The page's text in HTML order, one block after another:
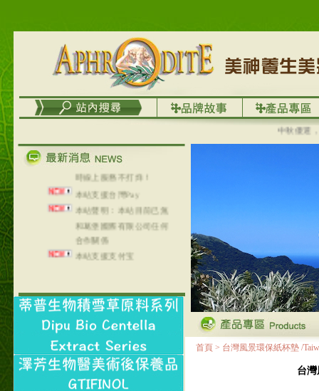
中秋優選，大
在外租屋者、居住處無管
理員、不方便在工作地點
取件者，歡迎多多使用
【郵局i郵箱】的服務喔～
【i郵箱】設立的地點，請
進入內頁連結～
Line@aphrodite2020 24小
時線上服務不打烊！
本站支援台灣Pay
本站聲明：本站目前已無
和葛堡國際有限公司任何
合作關係
本站支援支付宝
2017年1月1日起，中国大
首頁 > 台灣風景環保紙杯墊 /
台灣